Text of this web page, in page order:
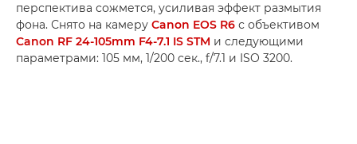
перспектива сожмется, усиливая эффект размытия
фона. Снято на камеру Canon EOS R6 с объективом
Canon RF 24-105mm F4-7.1 IS STM и следующими
параметрами: 105 мм, 1/200 сек., f/7.1 и ISO 3200.